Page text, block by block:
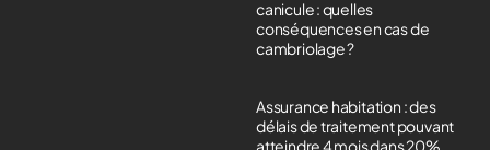
canicule : quelles
conséquences en cas de
cambriolage ?
Assurance habitation : des
délais de traitement pouvant
atteindre 4 mois dans 20%